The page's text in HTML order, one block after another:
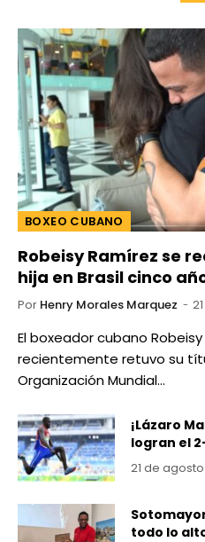
BOXEO CUBANO
Robeisy Ramírez se
hija en Brasil cinco
Por Henry Morales Marquez
El boxeador cubano
recientemente retuvo su
Organización Mundial…
¡Lázaro
logran el
21 de
todo lo